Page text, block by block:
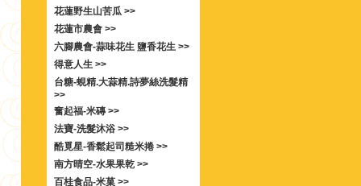
花蓮野生山苦瓜 >>
花蓮市農會 >>
六腳農會-蒜味花生 鹽香花生 >>
得意人生 >>
台糖-蜆精.大蒜精.詩夢絲洗髮精
>>
奮起福-米磚 >>
法寶-洗髮沐浴 >>
酷覓星-香鬆起司糙米捲 >>
南方晴空-水果果乾 >>
百桂食品-米菓 >>